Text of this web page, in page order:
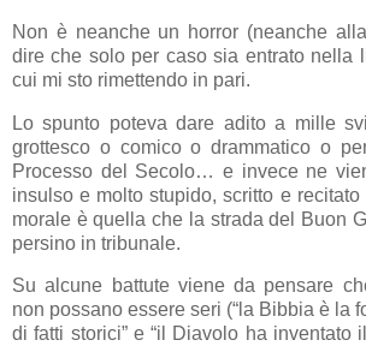
Non è neanche un horror (neanche
dire che solo per caso sia entrato nella
cui mi sto rimettendo in pari.
Lo spunto poteva dare adito a mille
grottesco o comico o drammatico o
Processo del Secolo… e invece ne
insulso e molto stupido, scritto e
morale è quella che la strada del Buon
persino in tribunale.
Su alcune battute viene da pensare
non possano essere seri (“la Bibbia è la
di fatti storici” e “il Diavolo ha inventato